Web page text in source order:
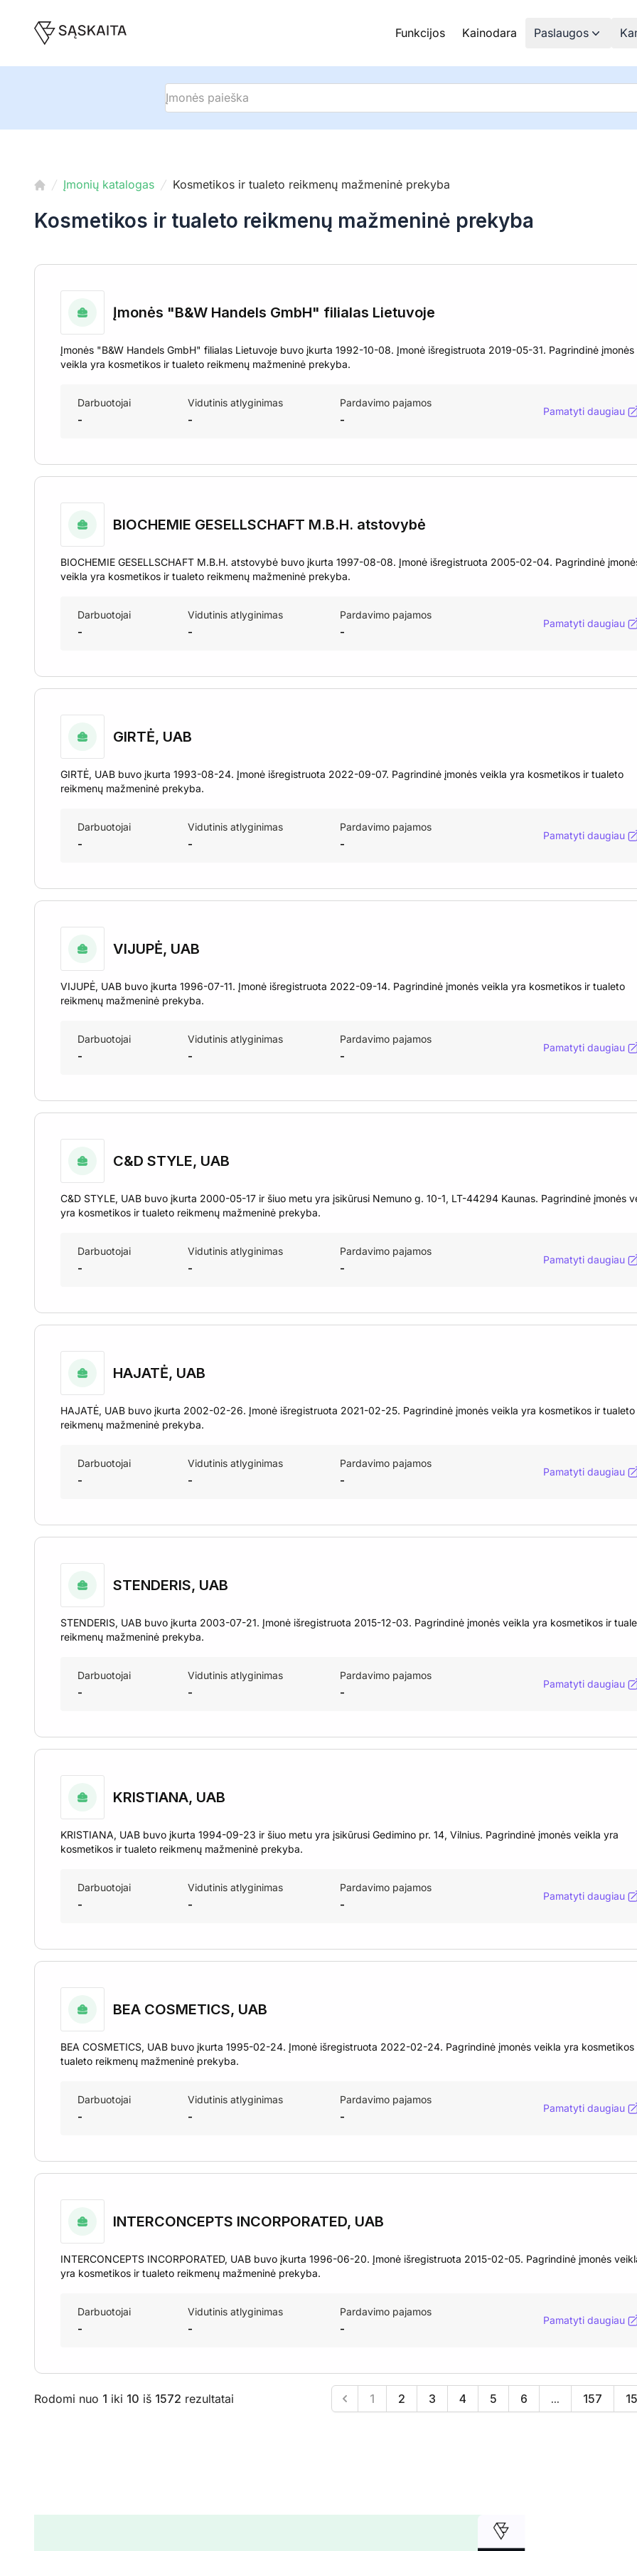
Funkcijos Kainodara Paslaugos
Įmonių katalogas Kosmetikos ir tualeto reikmenų mažmeninė prekyba
Kosmetikos ir tualeto reikmenų mažmeninė prekyba
Įmonės "B&W Handels GmbH" filialas Lietuvoje
Įmonės "B&W Handels GmbH" filialas Lietuvoje buvo įkurta 1992-10-08. Įmonė išregistruota 2019-05-31. Pagrindinė įmonės
veikla yra kosmetikos ir tualeto reikmenų mažmeninė prekyba.
Darbuotojai
-
Vidutinis atlyginimas
-
Pardavimo pajamos
-
Pamatyti daugiau
BIOCHEMIE GESELLSCHAFT M.B.H. atstovybė
BIOCHEMIE GESELLSCHAFT M.B.H. atstovybė buvo įkurta 1997-08-08. Įmonė išregistruota 2005-02-04. Pagrindinė
veikla yra kosmetikos ir tualeto reikmenų mažmeninė prekyba.
Darbuotojai
-
Vidutinis atlyginimas
-
Pardavimo pajamos
-
Pamatyti daugiau
GIRTĖ, UAB
GIRTĖ, UAB buvo įkurta 1993-08-24. Įmonė išregistruota 2022-09-07. Pagrindinė įmonės veikla yra kosmetikos ir tualeto
reikmenų mažmeninė prekyba.
Darbuotojai
-
Vidutinis atlyginimas
-
Pardavimo pajamos
-
Pamatyti daugiau
VIJUPĖ, UAB
VIJUPĖ, UAB buvo įkurta 1996-07-11. Įmonė išregistruota 2022-09-14. Pagrindinė įmonės veikla yra kosmetikos ir tualeto
reikmenų mažmeninė prekyba.
Darbuotojai
-
Vidutinis atlyginimas
-
Pardavimo pajamos
-
Pamatyti daugiau
C&D STYLE, UAB
C&D STYLE, UAB buvo įkurta 2000-05-17 ir šiuo metu yra įsikūrusi Nemuno g. 10-1, LT-44294 Kaunas. Pagrindinė įmonės
yra kosmetikos ir tualeto reikmenų mažmeninė prekyba.
Darbuotojai
-
Vidutinis atlyginimas
-
Pardavimo pajamos
-
Pamatyti daugiau
HAJATĖ, UAB
HAJATĖ, UAB buvo įkurta 2002-02-26. Įmonė išregistruota 2021-02-25. Pagrindinė įmonės veikla yra kosmetikos ir tualeto
reikmenų mažmeninė prekyba.
Darbuotojai
-
Vidutinis atlyginimas
-
Pardavimo pajamos
-
Pamatyti daugiau
STENDERIS, UAB
STENDERIS, UAB buvo įkurta 2003-07-21. Įmonė išregistruota 2015-12-03. Pagrindinė įmonės veikla yra kosmetikos ir
reikmenų mažmeninė prekyba.
Darbuotojai
-
Vidutinis atlyginimas
-
Pardavimo pajamos
-
Pamatyti daugiau
KRISTIANA, UAB
KRISTIANA, UAB buvo įkurta 1994-09-23 ir šiuo metu yra įsikūrusi Gedimino pr. 14, Vilnius. Pagrindinė įmonės veikla yra
kosmetikos ir tualeto reikmenų mažmeninė prekyba.
Darbuotojai
-
Vidutinis atlyginimas
-
Pardavimo pajamos
-
Pamatyti daugiau
BEA COSMETICS, UAB
BEA COSMETICS, UAB buvo įkurta 1995-02-24. Įmonė išregistruota 2022-02-24. Pagrindinė įmonės veikla yra kosmetikos
tualeto reikmenų mažmeninė prekyba.
Darbuotojai
-
Vidutinis atlyginimas
-
Pardavimo pajamos
-
Pamatyti daugiau
INTERCONCEPTS INCORPORATED, UAB
INTERCONCEPTS INCORPORATED, UAB buvo įkurta 1996-06-20. Įmonė išregistruota 2015-02-05. Pagrindinė įmonės
yra kosmetikos ir tualeto reikmenų mažmeninė prekyba.
Darbuotojai
-
Vidutinis atlyginimas
-
Pardavimo pajamos
-
Pamatyti daugiau
Rodomi nuo 1 iki 10 iš 1572 rezultatai 1 2 3 4 5 6 ... 157